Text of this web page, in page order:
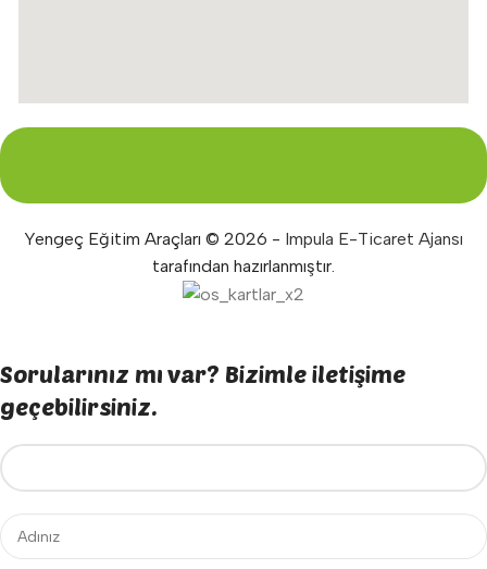
Yengeç Eğitim Araçları © 2026 - Impula E-Ticaret Ajansı
tarafından hazırlanmıştır.
Sorularınız mı var? Bizimle iletişime
geçebilirsiniz.